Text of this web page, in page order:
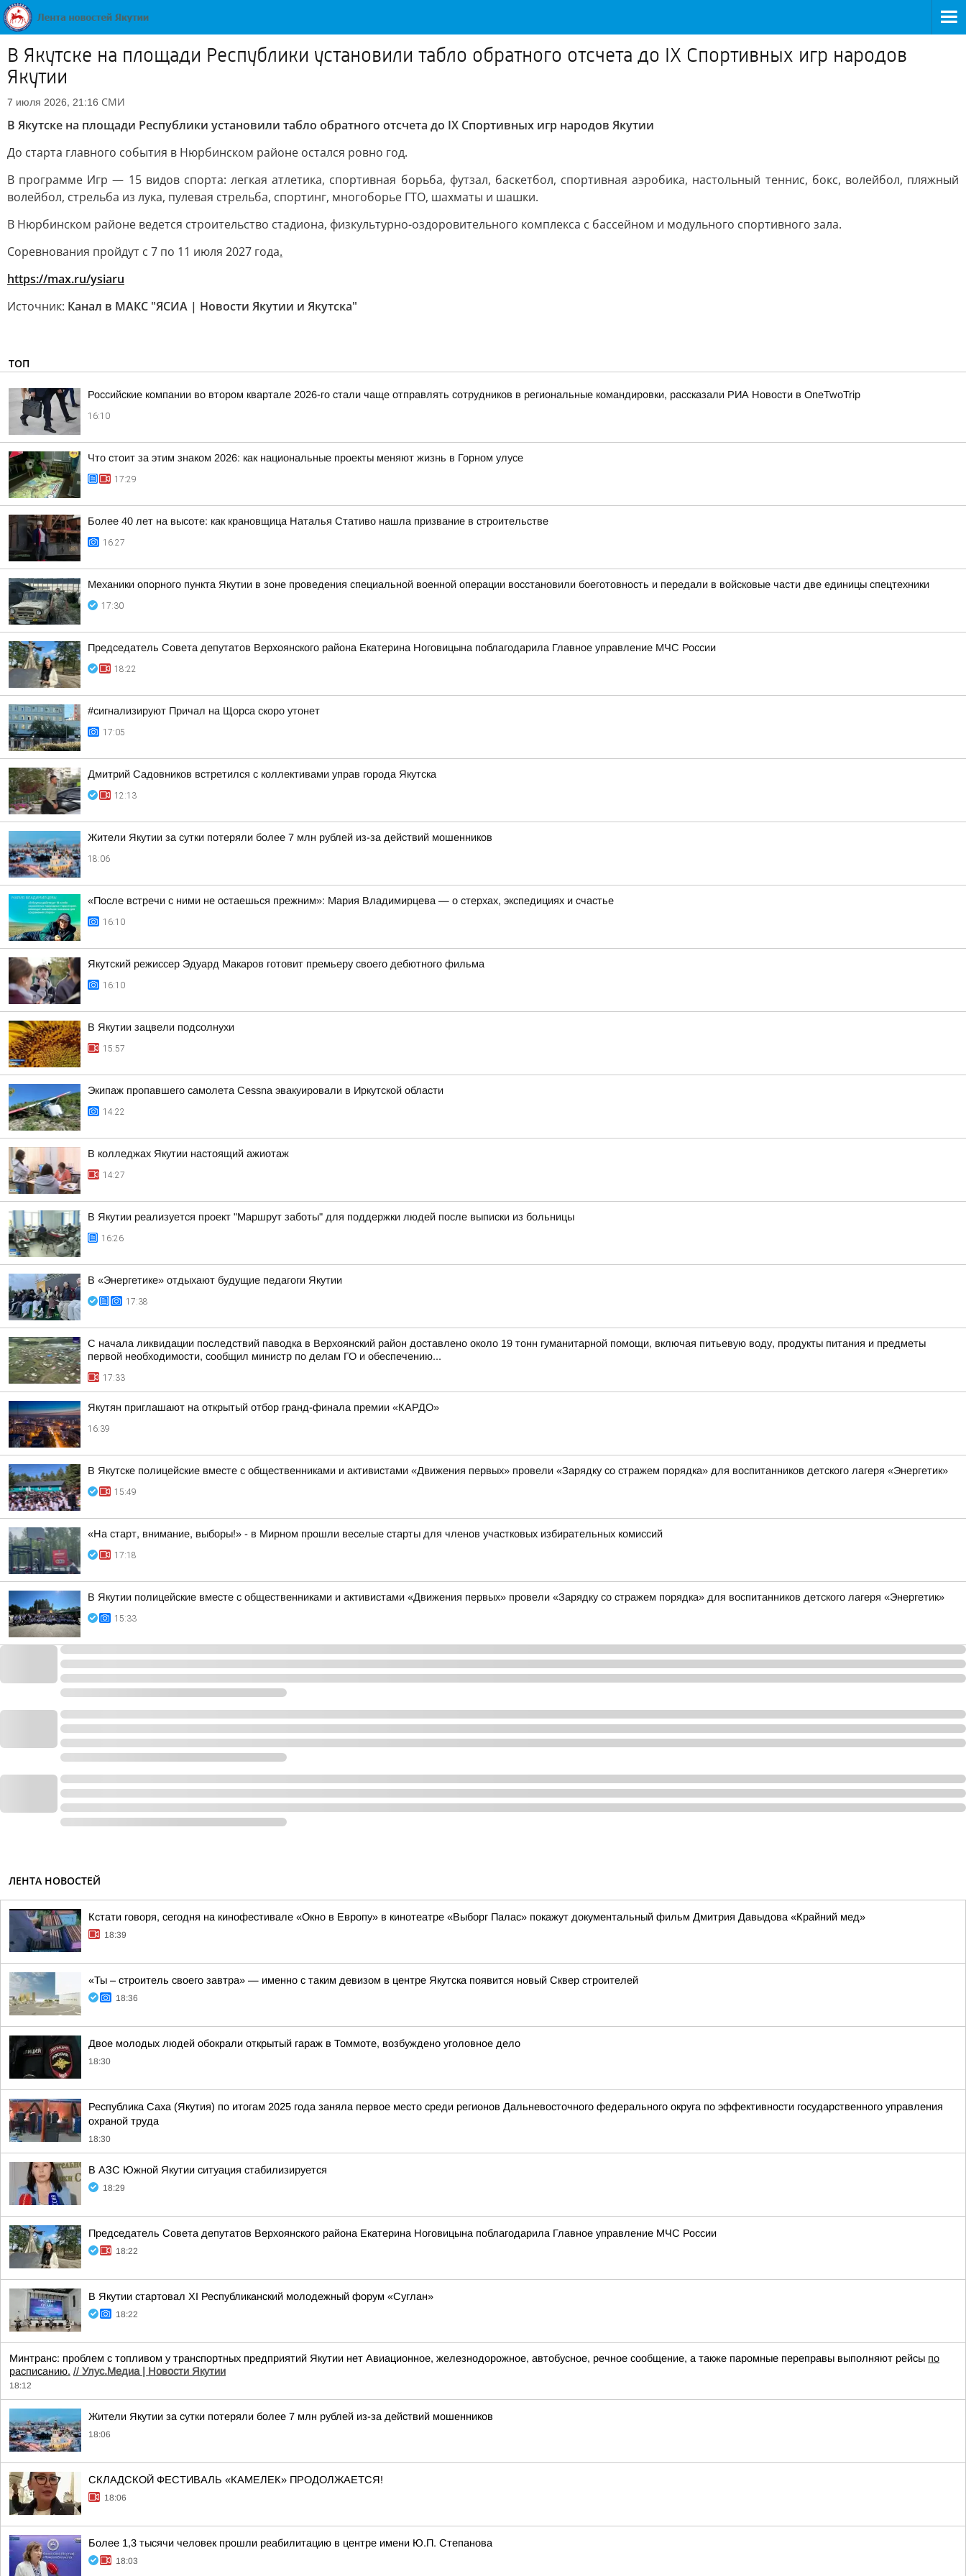
В Якутске на площади Республики установили табло обратного отсчета до IX Спортивных игр народов
Якутии
7 июля 2026, 21:16 СМИ
В Якутске на площади Республики установили табло обратного отсчета до IX Спортивных игр народов Якутии
До старта главного события в Нюрбинском районе остался ровно год.
В программе Игр — 15 видов спорта: легкая атлетика, спортивная борьба, футзал, баскетбол, спортивная аэробика, настольный теннис, бокс, волейбол, пляжный
волейбол, стрельба из лука, пулевая стрельба, спортинг, многоборье ГТО, шахматы и шашки.
В Нюрбинском районе ведется строительство стадиона, физкультурно-оздоровительного комплекса с бассейном и модульного спортивного зала.
Соревнования пройдут с 7 по 11 июля 2027 года.
https://max.ru/ysiaru
Источник: Канал в МАКС "ЯСИА | Новости Якутии и Якутска"
ТОП
Российские компании во втором квартале 2026-го стали чаще отправлять сотрудников в региональные командировки, рассказали РИА Новости в OneTwoTrip
16:10
Что стоит за этим знаком 2026: как национальные проекты меняют жизнь в Горном улусе
17:29
Более 40 лет на высоте: как крановщица Наталья Стативо нашла призвание в строительстве
16:27
Механики опорного пункта Якутии в зоне проведения специальной военной операции восстановили боеготовность и передали в войсковые части две единицы спецтехники
17:30
Председатель Совета депутатов Верхоянского района Екатерина Ноговицына поблагодарила Главное управление МЧС России
18:22
#сигнализируют Причал на Щорса скоро утонет
17:05
Дмитрий Садовников встретился с коллективами управ города Якутска
12:13
Жители Якутии за сутки потеряли более 7 млн рублей из-за действий мошенников
18:06
«После встречи с ними не остаешься прежним»: Мария Владимирцева — о стерхах, экспедициях и счастье
16:10
Якутский режиссер Эдуард Макаров готовит премьеру своего дебютного фильма
16:10
В Якутии зацвели подсолнухи
15:57
Экипаж пропавшего самолета Cessna эвакуировали в Иркутской области
14:22
В колледжах Якутии настоящий ажиотаж
14:27
В Якутии реализуется проект "Маршрут заботы" для поддержки людей после выписки из больницы
16:26
В «Энергетике» отдыхают будущие педагоги Якутии
17:38
С начала ликвидации последствий паводка в Верхоянский район доставлено около 19 тонн гуманитарной помощи, включая питьевую воду, продукты питания и предметы
первой необходимости, сообщил министр по делам ГО и обеспечению...
17:33
Якутян приглашают на открытый отбор гранд-финала премии «КАРДО»
16:39
В Якутске полицейские вместе с общественниками и активистами «Движения первых» провели «Зарядку со стражем порядка» для воспитанников детского лагеря «Энергетик»
15:49
«На старт, внимание, выборы!» - в Мирном прошли веселые старты для членов участковых избирательных комиссий
17:18
В Якутии полицейские вместе с общественниками и активистами «Движения первых» провели «Зарядку со стражем порядка» для воспитанников детского лагеря «Энергетик»
15:33
ЛЕНТА НОВОСТЕЙ
Кстати говоря, сегодня на кинофестивале «Окно в Европу» в кинотеатре «Выборг Палас» покажут документальный фильм Дмитрия Давыдова «Крайний мед»
18:39
«Ты – строитель своего завтра» — именно с таким девизом в центре Якутска появится новый Сквер строителей
18:36
Двое молодых людей обокрали открытый гараж в Томмоте, возбуждено уголовное дело
18:30
Республика Саха (Якутия) по итогам 2025 года заняла первое место среди регионов Дальневосточного федерального округа по эффективности государственного управления
охраной труда
18:30
В АЗС Южной Якутии ситуация стабилизируется
18:29
Председатель Совета депутатов Верхоянского района Екатерина Ноговицына поблагодарила Главное управление МЧС России
18:22
В Якутии стартовал XI Республиканский молодежный форум «Суглан»
18:22
Минтранс: проблем с топливом у транспортных предприятий Якутии нет Авиационное, железнодорожное, автобусное, речное сообщение, а также паромные переправы выполняют рейсы по
расписанию. // Улус.Медиа | Новости Якутии
18:12
Жители Якутии за сутки потеряли более 7 млн рублей из-за действий мошенников
18:06
СКЛАДСКОЙ ФЕСТИВАЛЬ «КАМЕЛЕК» ПРОДОЛЖАЕТСЯ!
18:06
Более 1,3 тысячи человек прошли реабилитацию в центре имени Ю.П. Степанова
18:03